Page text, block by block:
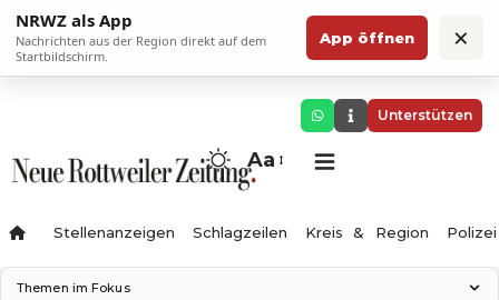
NRWZ als App
Nachrichten aus der Region direkt auf dem
Startbildschirm.
App öffnen ×
Unterstützen
Aa
Stellenanzeigen Schlagzeilen Kreis & Region Polizei
Themen im Fokus